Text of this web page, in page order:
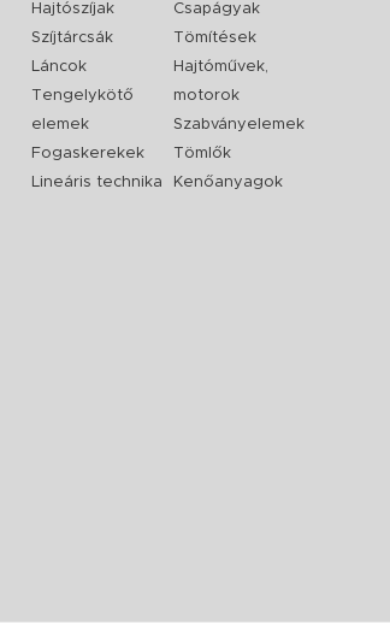
Hajtószíjak
Szíjtárcsák
Láncok
Tengelykötő
elemek
Fogaskerekek
Lineáris technika
Csapágyak
Tömítések
Hajtóművek,
motorok
Szabványelemek
Tömlők
Kenőanyagok